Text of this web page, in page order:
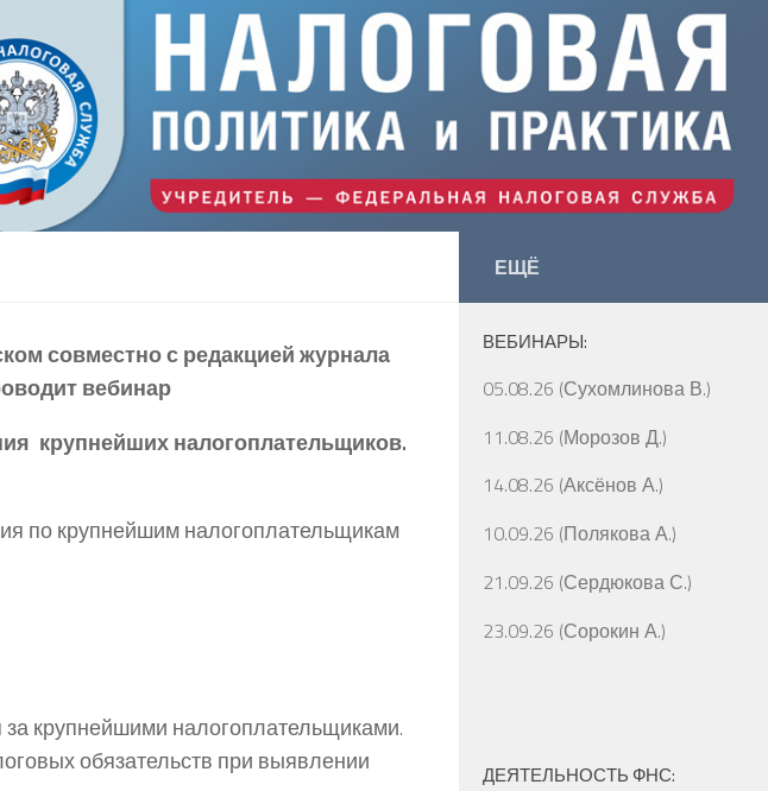
совместно с редакцией журнала
вебинар
крупнейших налогоплательщиков.
по крупнейшим налогоплательщикам
крупнейшими налогоплательщиками.
обязательств при выявлении
ЕЩЁ
ВЕБИНАРЫ:
05.08.26 (Сухомлинова В.)
11.08.26 (Морозов Д.)
14.08.26 (Аксёнов А.)
10.09.26 (Полякова А.)
21.09.26 (Сердюкова С.)
23.09.26 (Сорокин А.)
ДЕЯТЕЛЬНОСТЬ ФНС: